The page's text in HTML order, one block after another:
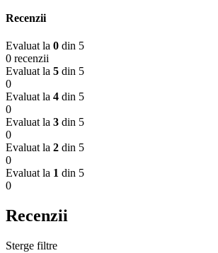
Recenzii
Evaluat la 0 din 5
0 recenzii
Evaluat la 5 din 5
0
Evaluat la 4 din 5
0
Evaluat la 3 din 5
0
Evaluat la 2 din 5
0
Evaluat la 1 din 5
0
Recenzii
Sterge filtre